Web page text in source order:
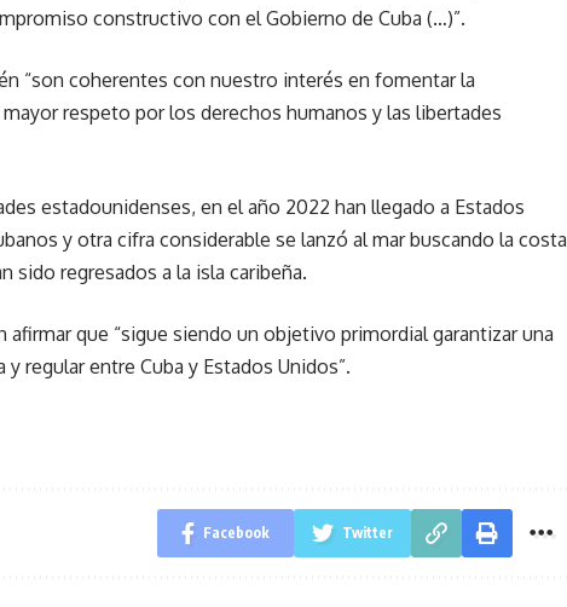
constructivo con el Gobierno de Cuba (…)”.
“son coherentes con nuestro interés en fomentar la
respeto por los derechos humanos y las libertades
estadounidenses, en el año 2022 han llegado a Estados
y otra cifra considerable se lanzó al mar buscando la costa
sido regresados a la isla caribeña.
que “sigue siendo un objetivo primordial garantizar una
regular entre Cuba y Estados Unidos”.
Facebook Twitter